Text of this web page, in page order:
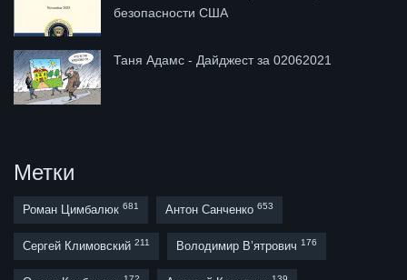
безопасности США
Таня Адамс - Дайджест за 02062021
Метки
Роман Цимбалюк 681 Антон Санченко 653
Сергей Климовский 211 Володимир В’ятрович 176